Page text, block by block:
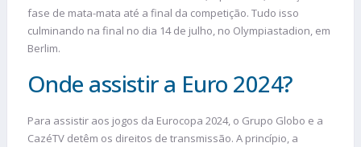
fase de mata-mata até a final da competição. Tudo isso
culminando na final no dia 14 de julho, no Olympiastadion, em
Berlim.
Onde assistir a Euro 2024?
Para assistir aos jogos da Eurocopa 2024, o Grupo Globo e a
CazéTV detêm os direitos de transmissão. A princípio, a